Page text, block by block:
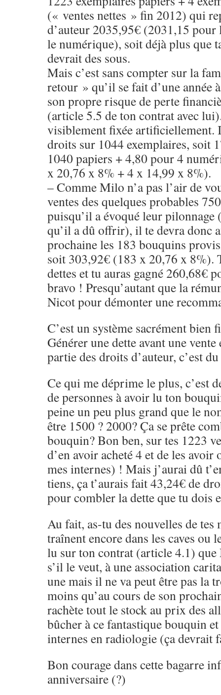
(« ventes nettes » fin 2012) qui
d’auteur 2035,95€ (2031,15
le numérique), soit déjà plus que
devrait des sous.
Mais c’est sans compter sur la
retour » qu’il se fait d’une année
son propre risque de perte
(article 5.5 de ton contrat avec
visiblement fixée artificiellement.
droits sur 1044 exemplaires, soit
1040 papiers + 4,80 pour 4
x 20,76 x 8% + 4 x 14,99 x 8%).
– Comme Milo n’a pas l’air de
ventes des quelques probables
puisqu’il a évoqué leur pilonnage
qu’il a dû offrir), il te devra donc
prochaine les 183 bouquins
soit 303,92€ (183 x 20,76 x 8%).
dettes et tu auras gagné 260,68€
bravo ! Presqu’autant que la
Nicot pour démonter une
C’est un système sacrément bien
Générer une dette avant une
partie des droits d’auteur, c’est
Ce qui me déprime le plus, c’est
de personnes à avoir lu ton
peine un peu plus grand que le
être 1500 ? 2000? Ça se prête
bouquin? Bon ben, sur tes 1223
d’en avoir acheté 4 et de les avoir
mes internes) ! Mais j’aurai dû
tiens, ça t’aurais fait 43,24€ de
pour combler la dette que tu dois
Au fait, as-tu des nouvelles de
traînent encore dans les caves ou
lu sur ton contrat (article 4.1)
s’il le veut, à une association
une mais il ne va peut être pas la
moins qu’au cours de son
rachète tout le stock au prix des
bûcher à ce fantastique bouquin
internes en radiologie (ça devrait
Bon courage dans cette bagarre
anniversaire (?)